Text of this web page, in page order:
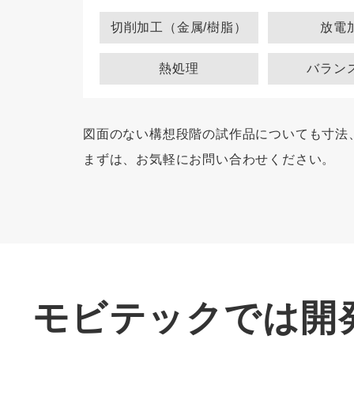
切削加工（金属/樹脂） 放電
熱処理 バラン
図面のない構想段階の試作品についても寸
まずは、お気軽にお問い合わせください。
モビテックでは開